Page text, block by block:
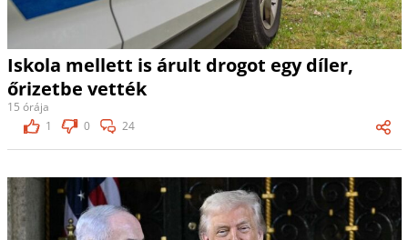
Iskola mellett is árult drogot egy díler,
őrizetbe vették
15 órája
1
0 24